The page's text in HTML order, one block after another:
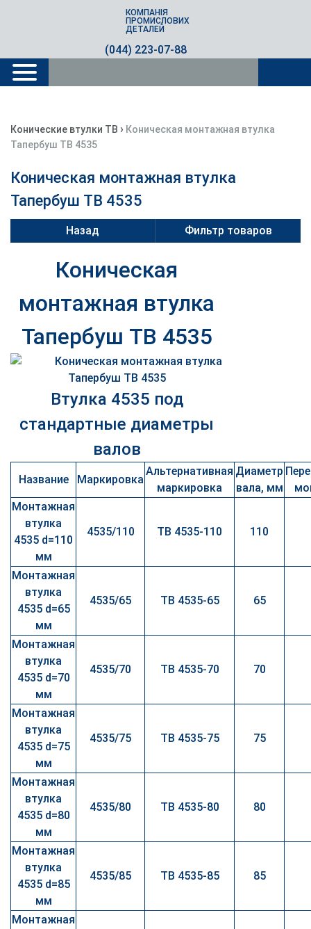
(044) 223-07-88
КОМПАНІЯ
ПРОМИСЛОВИХ
ДЕТАЛЕЙ
Конические втулки TB › Коническая монтажная втулка
Тапербуш TB 4535
Коническая монтажная втулка
Тапербуш TB 4535
Назад Фильтр товаров
Коническая
монтажная втулка
Тапербуш TB 4535
Втулка 4535 под
стандартные диаметры
валов
Название Маркировка
Альтернативная
маркировка
Диаметр
вала, мм
Монтажная
втулка
4535 d=110
мм
4535/110 TB 4535-110 110
Монтажная
втулка
4535 d=65
мм
4535/65 TB 4535-65 65
Монтажная
втулка
4535 d=70
мм
4535/70 TB 4535-70 70
Монтажная
втулка
4535 d=75
мм
4535/75 TB 4535-75 75
Монтажная
втулка
4535 d=80
мм
4535/80 TB 4535-80 80
Монтажная
втулка
4535 d=85
мм
4535/85 TB 4535-85 85
Монтажная